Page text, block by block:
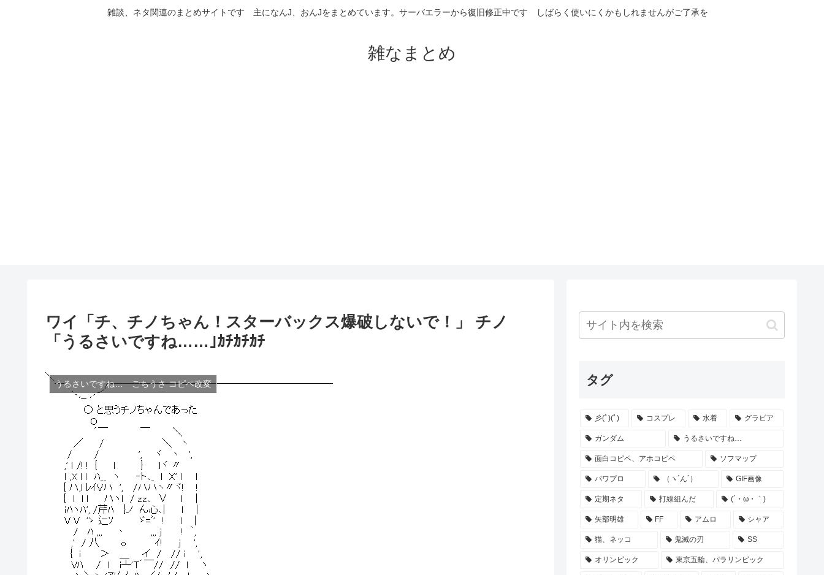
雑談、ネタ関連のまとめサイトです 主になんJ、おんJをまとめています。サーバエラーから復旧修正中です しばらく使いにくかもしれませんがご了承を
雑なまとめ
ワイ「チ、チノちゃん！スターバックス爆破しないで！」 チノ
「うるさいですね……｣ｶﾁｶﾁｶﾁ
うるさいですね… ごちうさ コピペ改変 タグ
彡(ﾟ)(ﾟ) コスプレ 水着 グラビア
ガンダム うるさいですね…
面白コピペ、アホコピペ ソフマップ
パワプロ （ヽ´ん`） GIF画像
定期ネタ 打線組んだ (´・ω・｀)
矢部明雄 FF アムロ シャア
猫、ネッコ 鬼滅の刃 SS
オリンピック 東京五輪、パラリンピック